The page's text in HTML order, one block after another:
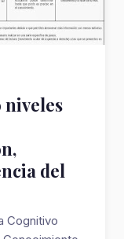
niveles
del
Cognitivo